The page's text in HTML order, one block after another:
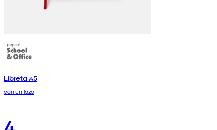
Libreta A5
con un lazo